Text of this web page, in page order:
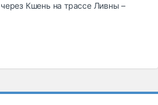
Кшень на трассе Ливны –